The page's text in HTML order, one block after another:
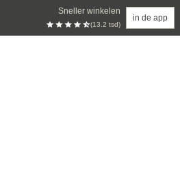
Sneller winkelen
(13.2 tsd)
in de app